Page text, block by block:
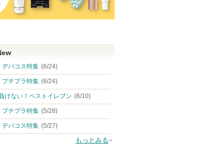
デパコス特集 (6/24)
プチプラ特集 (6/24)
けない！ベストイレブン (6/10)
プチプラ特集 (5/28)
デパコス特集 (5/27)
もっとみる